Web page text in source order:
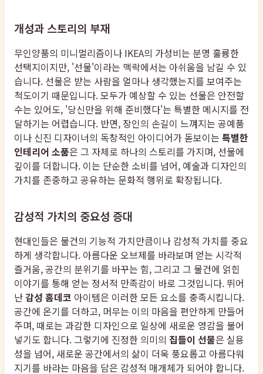
개성과 스토리의 부재
무인양품의 미니멀리즘이나 IKEA의 가성비는 분명 훌륭한
선택지이지만, '선물'이라는 맥락에서는 아쉬움을 남길 수 있
습니다. 선물은 받는 사람을 얼마나 생각했는지를 보여주는
척도이기 때문입니다. 모두가 예상할 수 있는 선물은 안전할
수는 있어도, '당신만을 위해 준비했다'는 특별한 메시지를 전
달하기는 어렵습니다. 반면, 장인의 손길이 느껴지는 공예품
이나 신진 디자이너의 독창적인 아이디어가 돋보이는 특별한
인테리어 소품은 그 자체로 하나의 스토리를 가지며, 선물에
깊이를 더합니다. 이는 단순한 소비를 넘어, 예술과 디자인의
가치를 존중하고 공유하는 문화적 행위로 확장됩니다.
감성적 가치의 중요성 증대
현대인들은 물건의 기능적 가치만큼이나 감성적 가치를 중요
하게 생각합니다. 아름다운 오브제를 바라보며 얻는 시각적
즐거움, 공간의 분위기를 바꾸는 힘, 그리고 그 물건에 얽힌
이야기를 통해 얻는 정서적 만족감이 바로 그것입니다. 뛰어
난감성 홈데코 아이템은 이러한 모든 요소를 충족시킵니다.
공간에 온기를 더하고, 머무는 이의 마음을 편안하게 만들어
주며, 때로는 과감한 디자인으로 일상에 새로운 영감을 불어
넣기도 합니다. 그렇기에 진정한 의미의 집들이 선물은 실용
성을 넘어, 새로운 공간에서의 삶이 더욱 풍요롭고 아름다워
지기를 바라는 마음을 담은 감성적 매개체가 되어야 합니다.